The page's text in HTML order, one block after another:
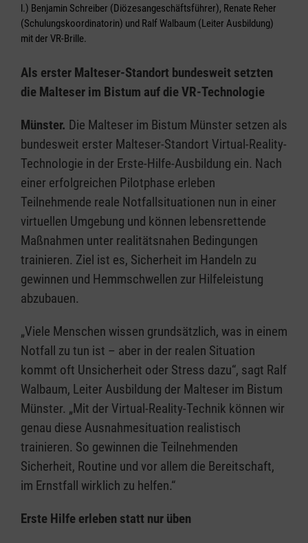
l.) Benjamin Schreiber (Diözesangeschäftsführer), Renate Reher
(Schulungskoordinatorin) und Ralf Walbaum (Leiter Ausbildung)
mit der VR-Brille.
Als erster Malteser-Standort bundesweit setzten
die Malteser im Bistum auf die VR-Technologie
Münster. Die Malteser im Bistum Münster setzen als
bundesweit erster Malteser-Standort Virtual-Reality-
Technologie in der Erste-Hilfe-Ausbildung ein. Nach
einer erfolgreichen Pilotphase erleben
Teilnehmende reale Notfallsituationen nun in einer
virtuellen Umgebung und können lebensrettende
Maßnahmen unter realitätsnahen Bedingungen
trainieren. Ziel ist es, Sicherheit im Handeln zu
gewinnen und Hemmschwellen zur Hilfeleistung
abzubauen.
„Viele Menschen wissen grundsätzlich, was in einem
Notfall zu tun ist – aber in der realen Situation
kommt oft Unsicherheit oder Stress dazu“, sagt Ralf
Walbaum, Leiter Ausbildung der Malteser im Bistum
Münster. „Mit der Virtual-Reality-Technik können wir
genau diese Ausnahmesituation realistisch
trainieren. So gewinnen die Teilnehmenden
Sicherheit, Routine und vor allem die Bereitschaft,
im Ernstfall wirklich zu helfen.“
Erste Hilfe erleben statt nur üben